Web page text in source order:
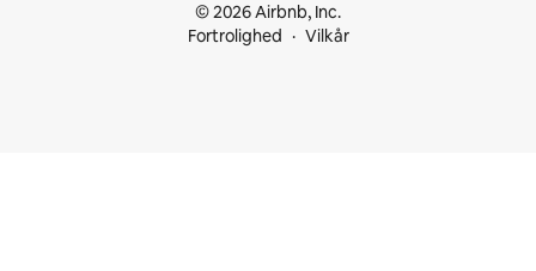
© 2026 Airbnb, Inc.
Fortrolighed
Vilkår